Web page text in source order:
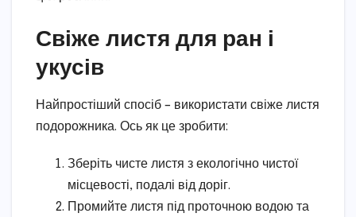
Свіже листя для ран і
укусів
Найпростіший спосіб – використати свіже листя
подорожника. Ось як це зробити:
Зберіть чисте листя з екологічно чистої
місцевості, подалі від доріг.
Промийте листя під проточною водою та